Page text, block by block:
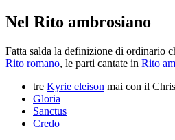
Nel Rito ambrosiano
Fatta salda la definizione di ordinario
Rito romano, le parti cantate in Rito
tre Kyrie eleison mai con il
Gloria
Sanctus
Credo